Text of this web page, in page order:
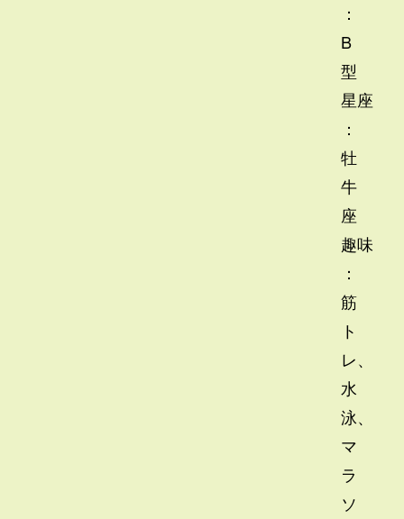
：
B
型
星座
：
牡
牛
座
趣味
：
筋
ト
レ、
水
泳、
マ
ラ
ソ